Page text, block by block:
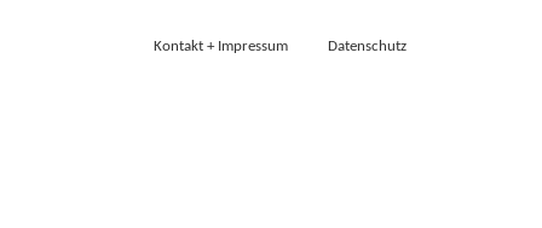
Kontakt + Impressum Datenschutz